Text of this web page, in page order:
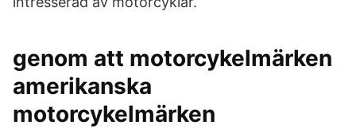
genom att motorcykelmärken
amerikanska
motorcykelmärken